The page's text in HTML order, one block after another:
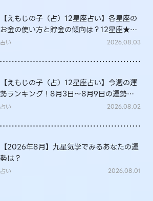
【えもじの子（占）12星座占い】各星座の
お金の使い方と貯金の傾向は？12星座★徹
底解説
占い 2026.08.03
【えもじの子（占）12星座占い】今週の運
勢ランキング！8月3日～8月9日の運勢
は？
占い 2026.08.02
【2026年8月】九星気学でみるあなたの運
勢は？
占い 2026.08.01